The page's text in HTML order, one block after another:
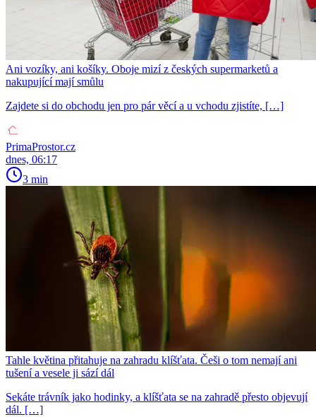
Ani vozíky, ani košíky. Oboje mizí z českých supermarketů a
nakupující mají smůlu
Zajdete si do obchodu jen pro pár věcí a u vchodu zjistíte, […]
PrimaProstor.cz
dnes, 06:17
3 min
Tahle květina přitahuje na zahradu klíšťata. Češi o tom nemají ani
tušení a vesele ji sází dál
Sekáte trávník jako hodinky, a klíšťata se na zahradě přesto objevují
dál. […]